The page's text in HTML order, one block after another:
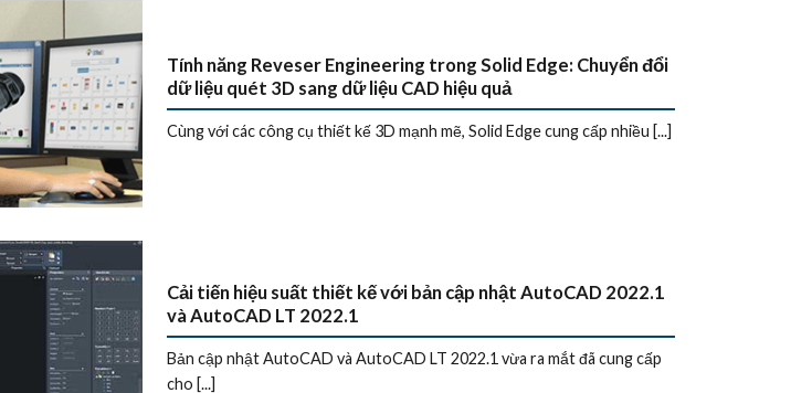
Tính năng Reveser Engineering trong Solid Edge: Chuyển đổi
dữ liệu quét 3D sang dữ liệu CAD hiệu quả
Cùng với các công cụ thiết kế 3D mạnh mẽ, Solid Edge cung cấp nhiều [...]
Cải tiến hiệu suất thiết kế với bản cập nhật AutoCAD 2022.1
và AutoCAD LT 2022.1
Bản cập nhật AutoCAD và AutoCAD LT 2022.1 vừa ra mắt đã cung cấp
cho [...]